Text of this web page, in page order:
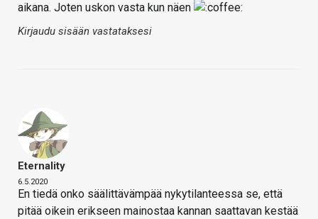
aikana. Joten uskon vasta kun näen
Kirjaudu sisään vastataksesi
Eternality
6.5.2020
En tiedä onko säälittävämpää nykytilanteessa se, että
pitää oikein erikseen mainostaa kannan saattavan kestää